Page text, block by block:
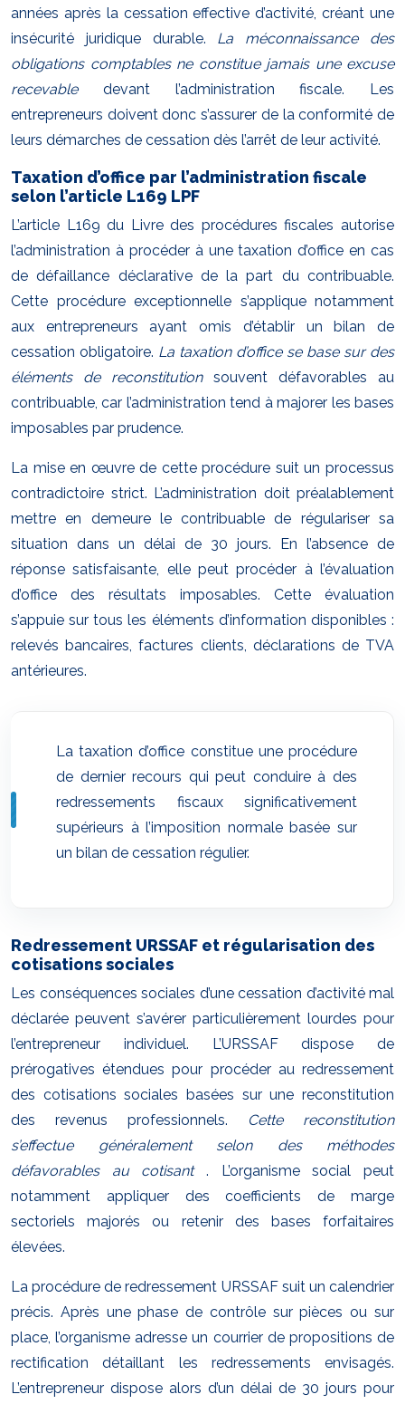
années après la cessation effective d’activité, créant une
insécurité juridique durable. La méconnaissance des
obligations comptables ne constitue jamais une excuse
recevable devant l’administration fiscale. Les
entrepreneurs doivent donc s’assurer de la conformité de
leurs démarches de cessation dès l’arrêt de leur activité.
Taxation d’office par l’administration fiscale
selon l’article L169 LPF
L’article L169 du Livre des procédures fiscales autorise
l’administration à procéder à une taxation d’office en cas
de défaillance déclarative de la part du contribuable.
Cette procédure exceptionnelle s’applique notamment
aux entrepreneurs ayant omis d’établir un bilan de
cessation obligatoire. La taxation d’office se base sur des
éléments de reconstitution souvent défavorables au
contribuable, car l’administration tend à majorer les bases
imposables par prudence.
La mise en œuvre de cette procédure suit un processus
contradictoire strict. L’administration doit préalablement
mettre en demeure le contribuable de régulariser sa
situation dans un délai de 30 jours. En l’absence de
réponse satisfaisante, elle peut procéder à l’évaluation
d’office des résultats imposables. Cette évaluation
s’appuie sur tous les éléments d’information disponibles :
relevés bancaires, factures clients, déclarations de TVA
antérieures.
La taxation d’office constitue une procédure
de dernier recours qui peut conduire à des
redressements fiscaux significativement
supérieurs à l’imposition normale basée sur
un bilan de cessation régulier.
Redressement URSSAF et régularisation des
cotisations sociales
Les conséquences sociales d’une cessation d’activité mal
déclarée peuvent s’avérer particulièrement lourdes pour
l’entrepreneur individuel. L’URSSAF dispose de
prérogatives étendues pour procéder au redressement
des cotisations sociales basées sur une reconstitution
des revenus professionnels.
Cette reconstitution
s’effectue généralement selon des méthodes
défavorables au cotisant . L’organisme social peut
notamment appliquer des coefficients de marge
sectoriels majorés ou retenir des bases forfaitaires
élevées.
La procédure de redressement URSSAF suit un calendrier
précis. Après une phase de contrôle sur pièces ou sur
place, l’organisme adresse un courrier de propositions de
rectification détaillant les redressements envisagés.
L’entrepreneur dispose alors d’un délai de 30 jours pour